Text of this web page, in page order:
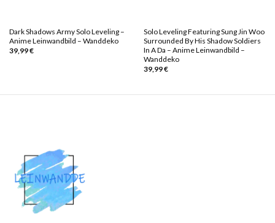
Dark Shadows Army Solo Leveling –
Anime Leinwandbild – Wanddeko
39,99€
Solo Leveling Featuring Sung Jin Woo
Surrounded By His Shadow Soldiers
In A Da – Anime Leinwandbild –
Wanddeko
39,99€